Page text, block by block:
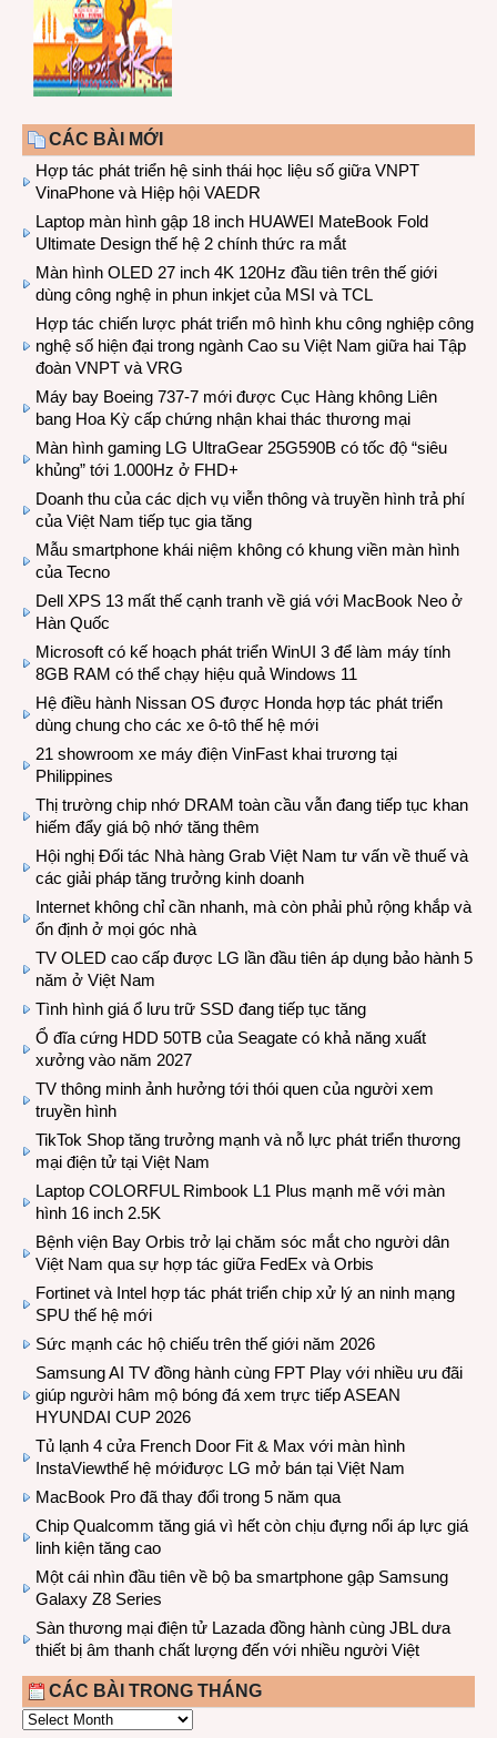
CÁC BÀI MỚI
Hợp tác phát triển hệ sinh thái học liệu số giữa VNPT
VinaPhone và Hiệp hội VAEDR
Laptop màn hình gập 18 inch HUAWEI MateBook Fold
Ultimate Design thế hệ 2 chính thức ra mắt
Màn hình OLED 27 inch 4K 120Hz đầu tiên trên thế giới
dùng công nghệ in phun inkjet của MSI và TCL
Hợp tác chiến lược phát triển mô hình khu công nghiệp công
nghệ số hiện đại trong ngành Cao su Việt Nam giữa hai Tập
đoàn VNPT và VRG
Máy bay Boeing 737-7 mới được Cục Hàng không Liên
bang Hoa Kỳ cấp chứng nhận khai thác thương mại
Màn hình gaming LG UltraGear 25G590B có tốc độ “siêu
khủng” tới 1.000Hz ở FHD+
Doanh thu của các dịch vụ viễn thông và truyền hình trả phí
của Việt Nam tiếp tục gia tăng
Mẫu smartphone khái niệm không có khung viền màn hình
của Tecno
Dell XPS 13 mất thế cạnh tranh về giá với MacBook Neo ở
Hàn Quốc
Microsoft có kế hoạch phát triển WinUI 3 để làm máy tính
8GB RAM có thể chạy hiệu quả Windows 11
Hệ điều hành Nissan OS được Honda hợp tác phát triển
dùng chung cho các xe ô-tô thế hệ mới
21 showroom xe máy điện VinFast khai trương tại
Philippines
Thị trường chip nhớ DRAM toàn cầu vẫn đang tiếp tục khan
hiếm đẩy giá bộ nhớ tăng thêm
Hội nghị Đối tác Nhà hàng Grab Việt Nam tư vấn về thuế và
các giải pháp tăng trưởng kinh doanh
Internet không chỉ cần nhanh, mà còn phải phủ rộng khắp và
ổn định ở mọi góc nhà
TV OLED cao cấp được LG lần đầu tiên áp dụng bảo hành 5
năm ở Việt Nam
Tình hình giá ổ lưu trữ SSD đang tiếp tục tăng
Ổ đĩa cứng HDD 50TB của Seagate có khả năng xuất
xưởng vào năm 2027
TV thông minh ảnh hưởng tới thói quen của người xem
truyền hình
TikTok Shop tăng trưởng mạnh và nỗ lực phát triển thương
mại điện tử tại Việt Nam
Laptop COLORFUL Rimbook L1 Plus mạnh mẽ với màn
hình 16 inch 2.5K
Bệnh viện Bay Orbis trở lại chăm sóc mắt cho người dân
Việt Nam qua sự hợp tác giữa FedEx và Orbis
Fortinet và Intel hợp tác phát triển chip xử lý an ninh mạng
SPU thế hệ mới
Sức mạnh các hộ chiếu trên thế giới năm 2026
Samsung AI TV đồng hành cùng FPT Play với nhiều ưu đãi
giúp người hâm mộ bóng đá xem trực tiếp ASEAN
HYUNDAI CUP 2026
Tủ lạnh 4 cửa French Door Fit & Max với màn hình
InstaViewthế hệ mớiđược LG mở bán tại Việt Nam
MacBook Pro đã thay đổi trong 5 năm qua
Chip Qualcomm tăng giá vì hết còn chịu đựng nổi áp lực giá
linh kiện tăng cao
Một cái nhìn đầu tiên về bộ ba smartphone gập Samsung
Galaxy Z8 Series
Sàn thương mại điện tử Lazada đồng hành cùng JBL dưa
thiết bị âm thanh chất lượng đến với nhiều người Việt
CÁC BÀI TRONG THÁNG
CÁC